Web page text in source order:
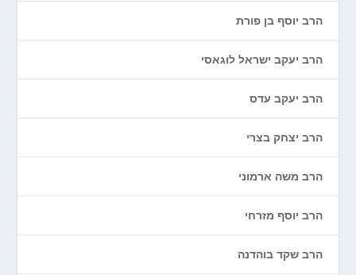
הרב יוסף בן פורת
הרב יעקב ישראל לוגאסי
הרב יעקב עדס
הרב יצחק בצרי
הרב משה ארמוני
הרב יוסף מזרחי
הרב שקד בוהדנה